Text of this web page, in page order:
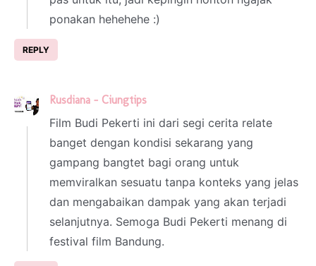
ponakan hehehehe :)
REPLY
Rusdiana - Ciungtips
Film Budi Pekerti ini dari segi cerita relate
banget dengan kondisi sekarang yang
gampang bangtet bagi orang untuk
memviralkan sesuatu tanpa konteks yang jelas
dan mengabaikan dampak yang akan terjadi
selanjutnya. Semoga Budi Pekerti menang di
festival film Bandung.